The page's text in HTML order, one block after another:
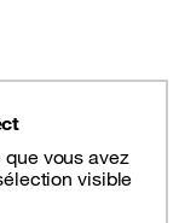
vous avez
visible